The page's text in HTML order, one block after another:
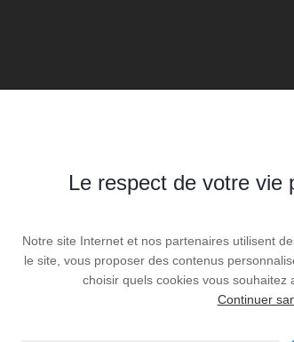
oui Mode de chauffage :
Indice d'émission de gaz à
Le respect de votre vie
Notre site Internet et nos partenaires utilisent
le site, vous proposer des contenus
choisir quels cookies vous souhaitez
Continuer